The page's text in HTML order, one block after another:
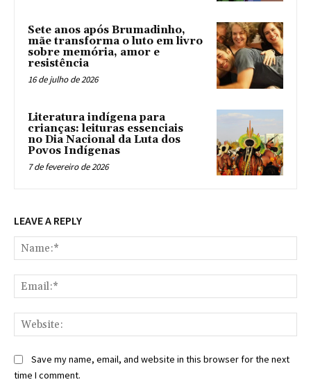
Sete anos após Brumadinho,
mãe transforma o luto em livro
sobre memória, amor e
resistência
16 de julho de 2026
Literatura indígena para
crianças: leituras essenciais
no Dia Nacional da Luta dos
Povos Indígenas
7 de fevereiro de 2026
LEAVE A REPLY
Save my name, email, and website in this browser for the next
time I comment.